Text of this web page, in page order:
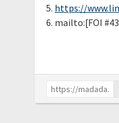
5. https://
6. mailto:[FOI